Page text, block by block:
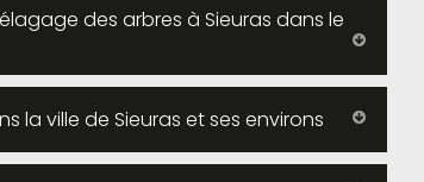
des arbres à Sieuras dans le
la ville de Sieuras et ses environs